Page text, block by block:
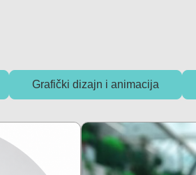
Grafički dizajn i animacija